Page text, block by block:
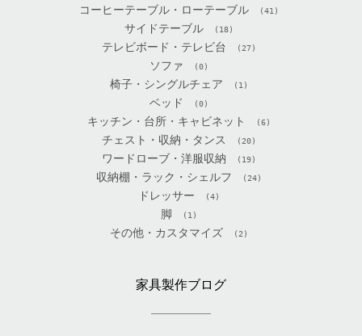
コーヒーテーブル・ローテーブル (41)
サイドテーブル (18)
テレビボード・テレビ台 (27)
ソファ (0)
椅子・シングルチェア (1)
ベッド (0)
キッチン・台所・キャビネット (6)
チェスト・収納・タンス (20)
ワードローブ・洋服収納 (19)
収納棚・ラック・シェルフ (24)
ドレッサー (4)
脚 (1)
その他・カスタマイズ (2)
家具製作ブログ